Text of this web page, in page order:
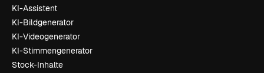
KI-Assistent
KI-Bildgenerator
KI-Videogenerator
KI-Stimmengenerator
Stock-Inhalte